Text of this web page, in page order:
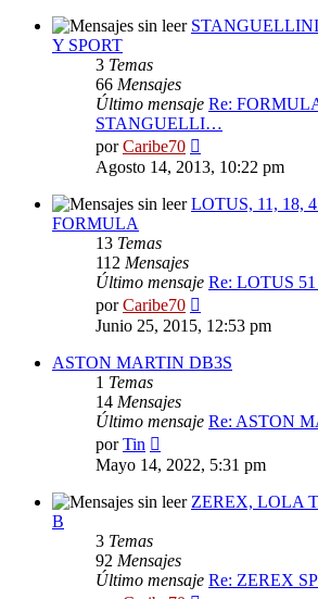
Y SPORT
3 Temas
66 Mensajes
Último mensaje Re:
STANGUELLI…
porCaribe70
último
Agosto 14, 2013, 10:22 pm
LOTUS, 11, 18,
FORMULA
13 Temas
112 Mensajes
Último mensaje Re: LOTUS
porCaribe70
último
mensaje
Junio 25, 2015, 12:53 pm
ASTON MARTIN DB3S
1 Temas
14 Mensajes
Último mensaje Re: ASTON
porTin
último
Mayo 14, 2022, 5:31 pm
ZEREX, LOLA
B
3 Temas
92 Mensajes
Último mensaje Re: ZEREX